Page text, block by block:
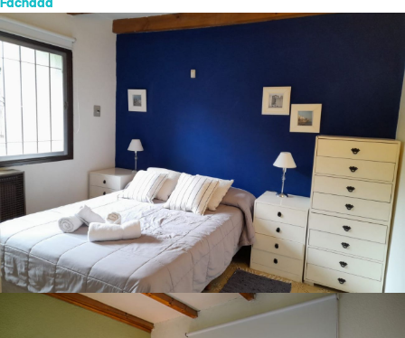
Fachada